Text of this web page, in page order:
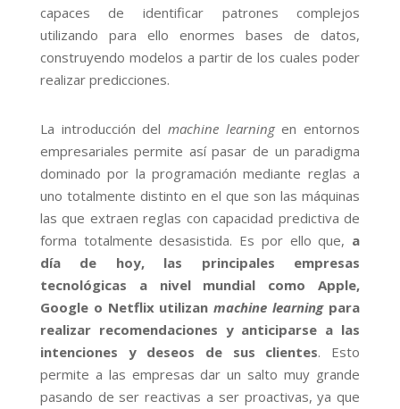
capaces de identificar patrones complejos
utilizando para ello enormes bases de datos,
construyendo modelos a partir de los cuales poder
realizar predicciones.
La introducción del machine learningen entornos
empresariales permite así pasar de un paradigma
dominado por la programación mediante reglas a
uno totalmente distinto en el que son las máquinas
las que extraen reglas con capacidad predictiva de
forma totalmente desasistida. Es por ello que, a
día de hoy, las principales empresas
tecnológicas a nivel mundial como Apple,
Google o Netflix utilizanmachine learningpara
realizar recomendaciones y anticiparse a las
intenciones y deseos de sus clientes. Esto
permite a las empresas dar un salto muy grande
pasando de ser reactivas a ser proactivas, ya que